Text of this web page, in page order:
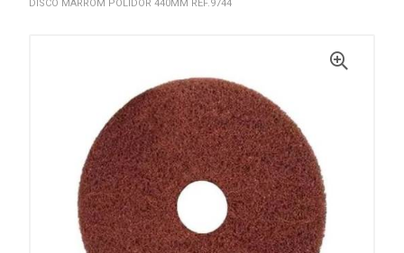
DISCO MARROM POLIDOR 440MM REF.9744